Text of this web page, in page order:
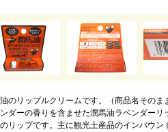
のリップルクリームです。（商品名そのま
ダーの香りを含ませた潤馬油ラベンダーリ
リップです。主に観光土産品のインバウン